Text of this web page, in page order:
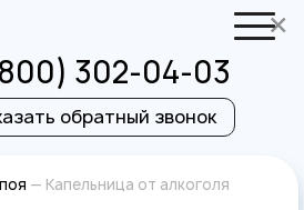
302-04-03
обратный звонок
— Капельница от алкоголя
×